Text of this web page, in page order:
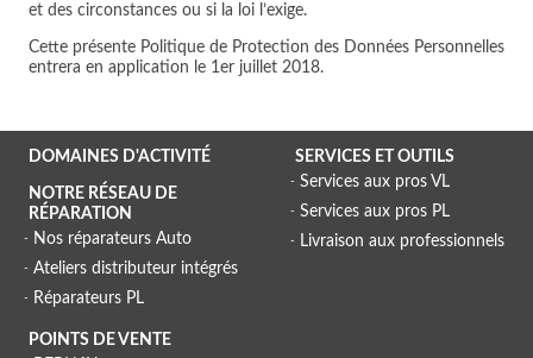
et des circonstances ou si la loi l’exige.
Cette présente Politique de Protection des Données Personnelles
entrera en application le 1er juillet 2018.
DOMAINES D'ACTIVITÉ
NOTRE RÉSEAU DE
RÉPARATION
Nos réparateurs Auto
Ateliers distributeur intégrés
Réparateurs PL
SERVICES ET OUTILS
Services aux pros VL
Services aux pros PL
Livraison aux professionnels
POINTS DE VENTE